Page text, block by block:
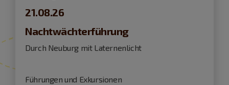
21.08.26
Nachtwächterführung
Durch Neuburg mit Laternenlicht
Führungen und Exkursionen